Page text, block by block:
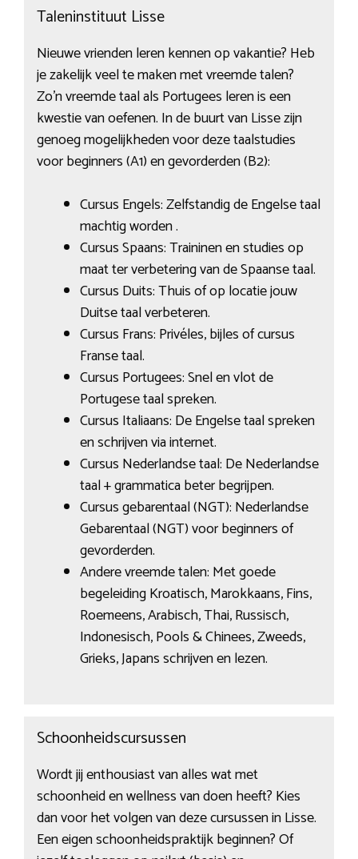
Taleninstituut Lisse
Nieuwe vrienden leren kennen op vakantie? Heb
je zakelijk veel te maken met vreemde talen?
Zo’n vreemde taal als Portugees leren is een
kwestie van oefenen. In de buurt van Lisse zijn
genoeg mogelijkheden voor deze taalstudies
voor beginners (A1) en gevorderden (B2):
Cursus Engels: Zelfstandig de Engelse taal
machtig worden .
Cursus Spaans: Traininen en studies op
maat ter verbetering van de Spaanse taal.
Cursus Duits: Thuis of op locatie jouw
Duitse taal verbeteren.
Cursus Frans: Privéles, bijles of cursus
Franse taal.
Cursus Portugees: Snel en vlot de
Portugese taal spreken.
Cursus Italiaans: De Engelse taal spreken
en schrijven via internet.
Cursus Nederlandse taal: De Nederlandse
taal + grammatica beter begrijpen.
Cursus gebarentaal (NGT): Nederlandse
Gebarentaal (NGT) voor beginners of
gevorderden.
Andere vreemde talen: Met goede
begeleiding Kroatisch, Marokkaans, Fins,
Roemeens, Arabisch, Thai, Russisch,
Indonesisch, Pools & Chinees, Zweeds,
Grieks, Japans schrijven en lezen.
Schoonheidscursussen
Wordt jij enthousiast van alles wat met
schoonheid en wellness van doen heeft? Kies
dan voor het volgen van deze cursussen in Lisse.
Een eigen schoonheidspraktijk beginnen? Of